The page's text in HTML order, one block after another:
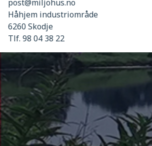
post@miljohus.no
Håhjem industriområde
6260 Skodje
Tlf. 98 04 38 22